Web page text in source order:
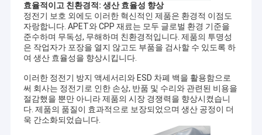
효율적이고 친환경적: 생산 효율성 향상
정전기 보호 외에도 이러한 혁신적인 제품은 환경적 이점도
자랑합니다. APET와 CPP 재료는 모두 글로벌 환경 기준을
준수하며 무독성, 무해하며 친환경적입니다. 제품의 투명성
은 작업자가 포장을 열지 않고도 부품을 검사할 수 있도록 하
여 생산 효율성을 향상시킵니다.
이러한 정전기 방지 액세서리와 ESD 차폐 백을 활용함으로
써 회사는 정전기로 인한 손상, 반품 및 수리와 관련된 비용을
절감했을 뿐만 아니라 제품의 시장 경쟁력을 향상시켰습니
다. 제품의 품질이 효과적으로 보장되었으며 생산 공정이 더
욱 간소화되었습니다.